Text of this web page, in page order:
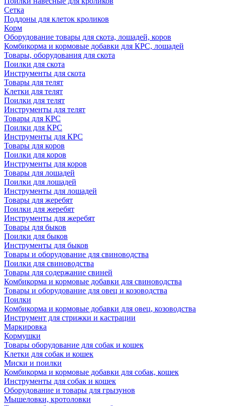
Сетка
Поддоны для клеток кроликов
Корм
Оборудование товары для скота, лошадей, коров
Комбикорма и кормовые добавки для КРС, лошадей
Товары, оборудования для скота
Поилки для скота
Инструменты для скота
Товары для телят
Клетки для телят
Поилки для телят
Инструменты для телят
Товары для КРС
Поилки для КРС
Инструменты для КРС
Товары для коров
Поилки для коров
Инструменты для коров
Товары для лошадей
Поилки для лошадей
Инструменты для лошадей
Товары для жеребят
Поилки для жеребят
Инструменты для жеребят
Товары для быков
Поилки для быков
Инструменты для быков
Товары и оборудование для свиноводства
Поилки для свиноводства
Товары для содержание свиней
Комбикорма и кормовые добавки для свиноводства
Товары и оборудование для овец и козоводства
Поилки
Комбикорма и кормовые добавки для овец, козоводства
Инструмент для стрижки и кастрации
Маркировка
Кормушки
Товары оборудование для собак и кошек
Клетки для собак и кошек
Миски и поилки
Комбикорма и кормовые добавки для собак, кошек
Инструменты для собак и кошек
Оборудование и товары для грызунов
Мышеловки, кротоловки